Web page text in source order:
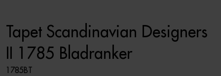
Tapet Scandinavian Designers
II 1785 Bladranker
1785BT